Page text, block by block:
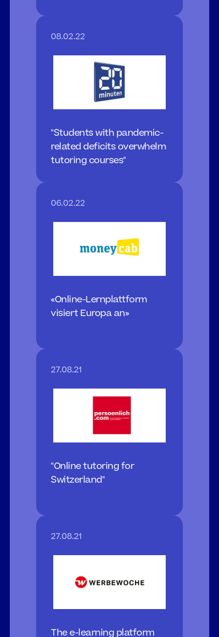
08.02.22
"Students with pandemic-
related deficits overwhelm
tutoring courses"
06.02.22
«Online-Lernplattform
visiert Europa an»
27.08.21
"Online tutoring for
Switzerland"
27.08.21
The e-learning platform